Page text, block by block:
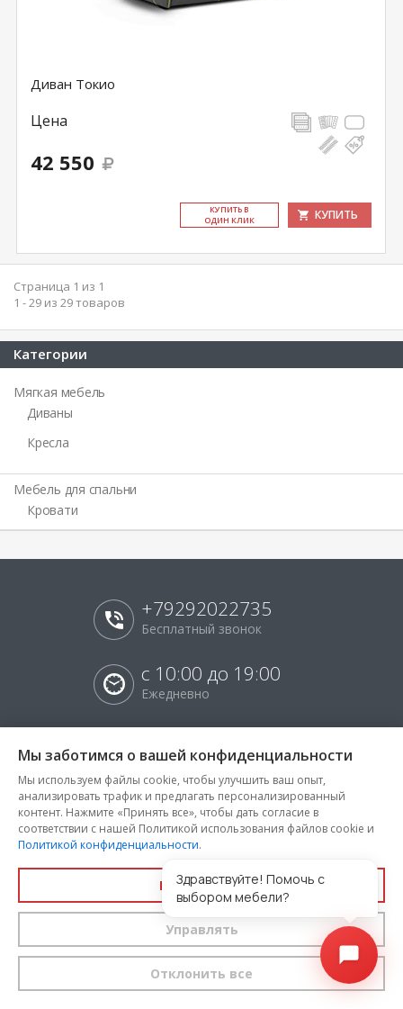
Диван Токио
Цена
42 550
КУ­ПИТЬ В
ОДИН КЛИК
КУПИТЬ
Страница 1 из 1
1 - 29 из 29 товаров
Категории
Мягкая мебель
Диваны
Кресла
Мебель для спальни
Кровати
+79292022735
Бесплатный звонок
с 10:00 до 19:00
Ежедневно
г. Нижневартовск
Заказать звонок
КАТЕГОРИИ
Мягкая мебель
НАВИГАЦИЯ
Бренды
Каталог тканей
Новости и статьи
Мы заботимся о вашей конфиденциальности
Мы используем файлы cookie, чтобы улучшить ваш опыт,
анализировать трафик и предлагать персонализированный
контент. Нажмите «Принять все», чтобы дать согласие в
соответствии с нашей Политикой использования файлов cookie и
Политикой конфиденциальности.
Принять все
Управлять
Отклонить все
Здравствуйте! Помочь с
выбором мебели?